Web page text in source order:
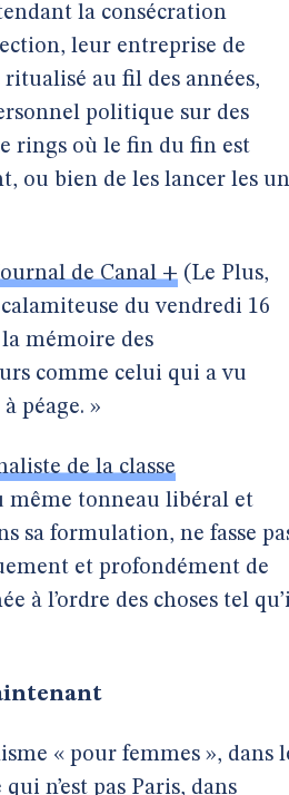
la consécration
leur entreprise de
au fil des années,
politique sur des
rings où le fin du fin est
ou bien de les lancer les
de Canal + (Le Plus,
du vendredi 16
mémoire des
comme celui qui a vu
péage. »
de la classe
même tonneau libéral et
sa formulation, ne fasse
et profondément de
à l’ordre des choses tel
« pour femmes », dans
n’est pas Paris, dans